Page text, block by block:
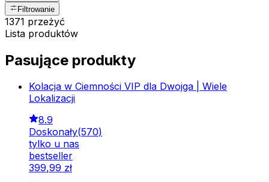
Filtrowanie
1371 przeżyć
Lista produktów
Pasujące produkty
Kolacja w Ciemności VIP dla Dwojga | Wiele
Lokalizacji
8.9
Doskonały(570)
tylko u nas
bestseller
399,99 zł